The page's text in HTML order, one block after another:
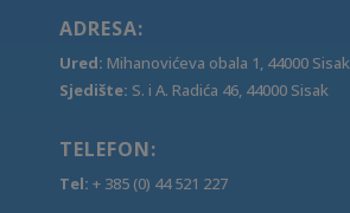
ADRESA:
Ured: Mihanovićeva obala 1, 44000 Sisak
Sjedište: S. i A. Radića 46, 44000 Sisak
TELEFON:
Tel: + 385 (0) 44 521 227